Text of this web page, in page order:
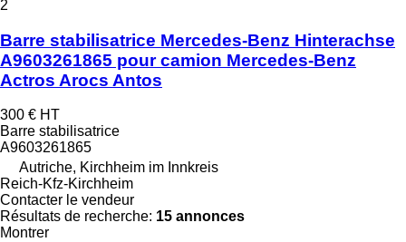
2
Barre stabilisatrice Mercedes-Benz Hinterachse
A9603261865 pour camion Mercedes-Benz
Actros Arocs Antos
300 € HT
Barre stabilisatrice
A9603261865
Autriche, Kirchheim im Innkreis
Reich-Kfz-Kirchheim
Contacter le vendeur
Résultats de recherche: 15 annonces
Montrer